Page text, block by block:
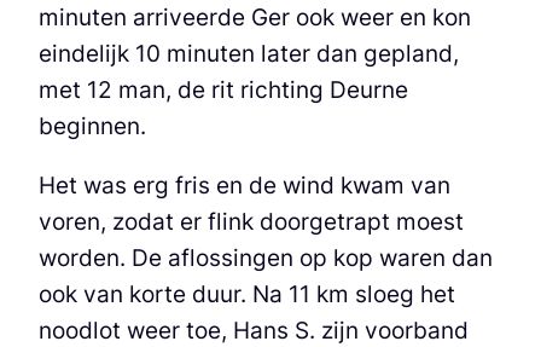
minuten arriveerde Ger ook weer en kon
eindelijk 10 minuten later dan gepland,
met 12 man, de rit richting Deurne
beginnen.
Het was erg fris en de wind kwam van
voren, zodat er flink doorgetrapt moest
worden. De aflossingen op kop waren dan
ook van korte duur. Na 11 km sloeg het
noodlot weer toe, Hans S. zijn voorband